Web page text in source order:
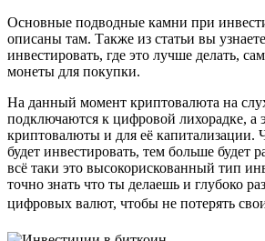
Основные подводные камни при
описаны там. Также из статьи вы
инвестировать, где это лучше делать,
монеты для покупки.
На данный момент криптовалюта на
подключаются к цифровой лихорадке, а
криптовалюты и для её капитализации.
будет инвестировать, тем больше будет
всё таки это высокорискованный тип
точно знать что ты делаешь и глубоко
цифровых валют, чтобы не потерять